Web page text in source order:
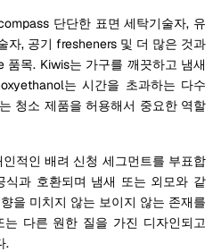
단단한 표면 세탁기술자, 유
자, 공기 fresheners 및 더 많은 것과
목. Kiwis는 가구를 깨끗하고 냄새
는 시간을 초과하는 다수
청소 제품을 허용해서 중요한 역할
적인 배려 신청 세그먼트를 부표합
과 호환되며 냄새 또는 외모와 같
을 미치지 않는 보이지 않는 존재를
는 다른 원한 질을 가진 디자인되고
.